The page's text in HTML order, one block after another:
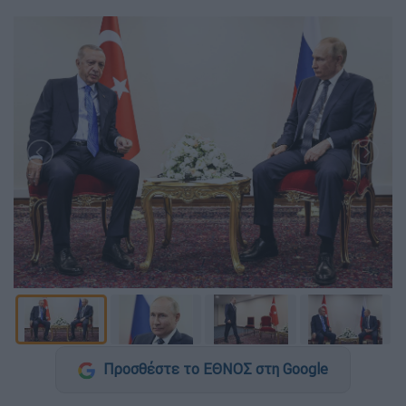
Προσθέστε το ΕΘΝΟΣ στη Google